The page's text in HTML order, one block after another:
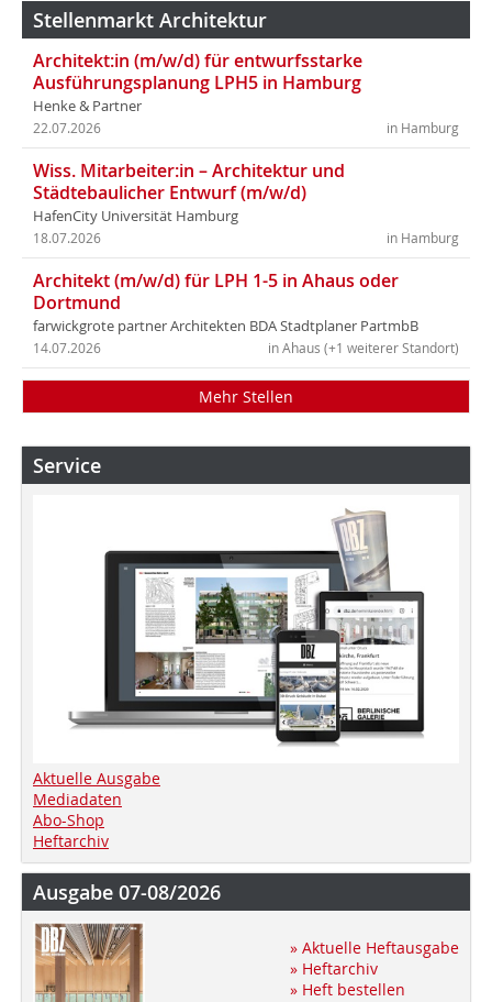
Stellenmarkt Architektur
Architekt:in (m/w/d) für entwurfsstarke
Ausführungsplanung LPH5 in Hamburg
Henke & Partner
in Hamburg
22.07.2026
Wiss. Mitarbeiter:in – Architektur und
Städtebaulicher Entwurf (m/w/d)
HafenCity Universität Hamburg
in Hamburg
18.07.2026
Architekt (m/w/d) für LPH 1-5 in Ahaus oder
Dortmund
farwickgrote partner Architekten BDA Stadtplaner PartmbB
in Ahaus (+1 weiterer Standort)
14.07.2026
Mehr Stellen
Service
Aktuelle Ausgabe
Mediadaten
Abo-Shop
Heftarchiv
Ausgabe 07-08/2026
» Aktuelle Heftausgabe
» Heftarchiv
» Heft bestellen